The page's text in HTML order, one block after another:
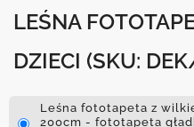
LEŚNA
DZIECI (SKU:
Leśna fototapeta z
200cm - fototapeta